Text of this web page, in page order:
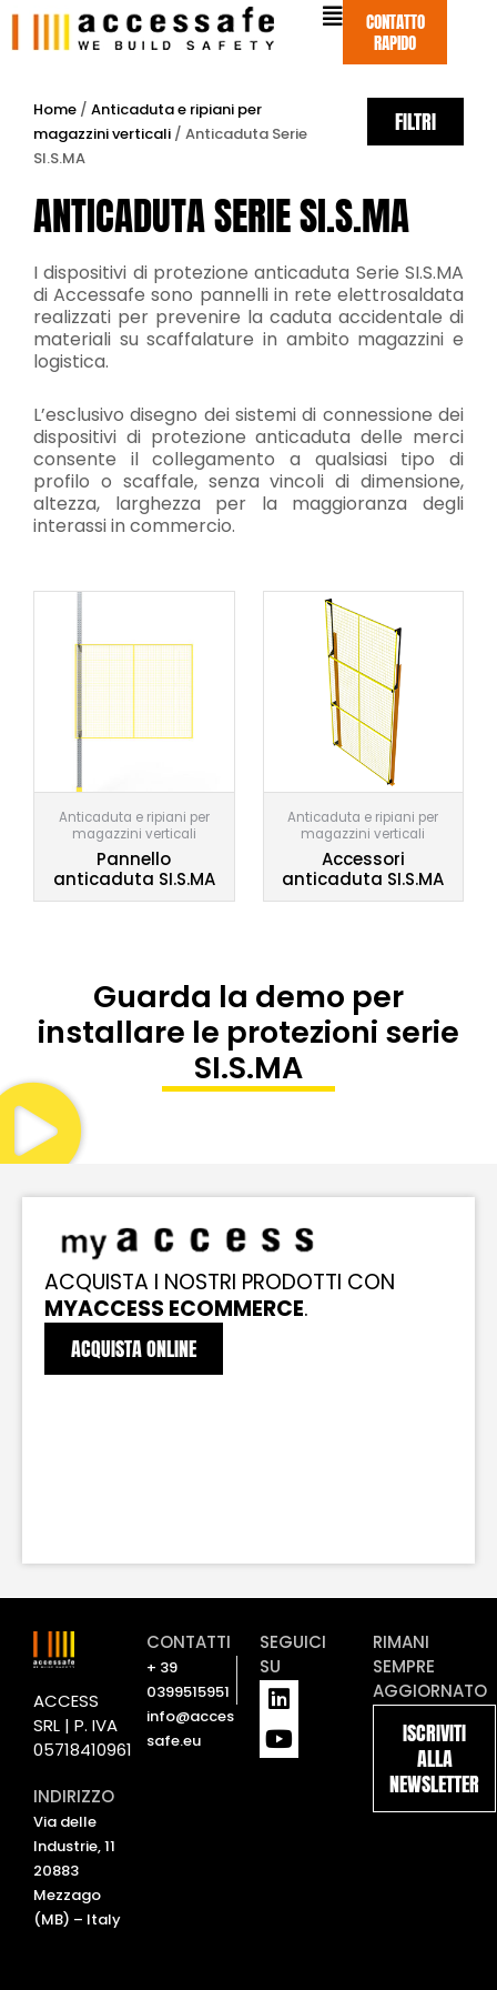
Vai
CONTATTO
RAPIDO
Home / Anticaduta e ripiani per
magazzini verticali / Anticaduta Serie
SI.S.MA
FILTRI
ANTICADUTA SERIE SI.S.MA
I dispositivi di protezione anticaduta Serie SI.S.MA
di Accessafe sono pannelli in rete elettrosaldata
realizzati per prevenire la caduta accidentale di
materiali su scaffalature in ambito magazzini e
logistica.
L’esclusivo disegno dei sistemi di connessione dei
dispositivi di protezione anticaduta delle merci
consente il collegamento a qualsiasi tipo di
profilo o scaffale, senza vincoli di dimensione,
altezza, larghezza per la maggioranza degli
interassi in commercio.
Anticaduta e ripiani per
magazzini verticali
Pannello
anticaduta SI.S.MA
Anticaduta e ripiani per
magazzini verticali
Accessori
anticaduta SI.S.MA
Guarda la demo per
installare le protezioni serie
SI.S.MA
ACQUISTA I NOSTRI PRODOTTI CON
MYACCESS ECOMMERCE.
ACQUISTA ONLINE
ACCESS
SRL | P. IVA
05718410961
INDIRIZZO
Via delle
Industrie, 11
20883
Mezzago
(MB) – Italy
CONTATTI
+ 39
0399515951
info@acces
safe.eu
SEGUICI
SU
L
i
n
k
Y
o
u
t
RIMANI
SEMPRE
AGGIORNATO
ISCRIVITI
ALLA
NEWSLETTER